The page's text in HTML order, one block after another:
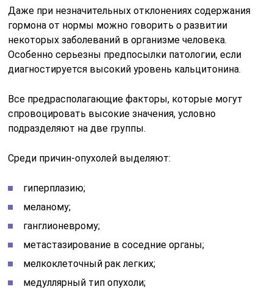
Даже при незначительных отклонениях содержания
гормона от нормы можно говорить о развитии
некоторых заболеваний в организме человека.
Особенно серьезны предпосылки патологии, если
диагностируется высокий уровень кальцитонина.
Все предрасполагающие факторы, которые могут
спровоцировать высокие значения, условно
подразделяют на две группы.
Среди причин-опухолей выделяют:
гиперплазию;
меланому;
ганглионеврому;
метастазирование в соседние органы;
мелкоклеточный рак легких;
медуллярный тип опухоли;